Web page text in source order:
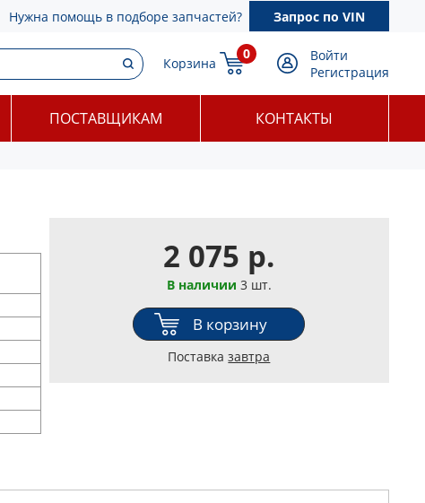
Нужна помощь в подборе запчастей? Запрос по VIN
Корзина
0
Войти
Регистрация
ПОСТАВЩИКАМ КОНТАКТЫ
2 075 р.
В наличии 3 шт.
В корзину
Поставказавтра